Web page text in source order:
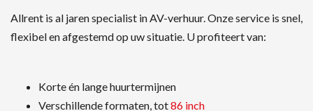
Allrent is al jaren specialist in AV-verhuur. Onze service is snel,
flexibel en afgestemd op uw situatie. U profiteert van:
Korte én lange huurtermijnen
Verschillende formaten, tot86 inch